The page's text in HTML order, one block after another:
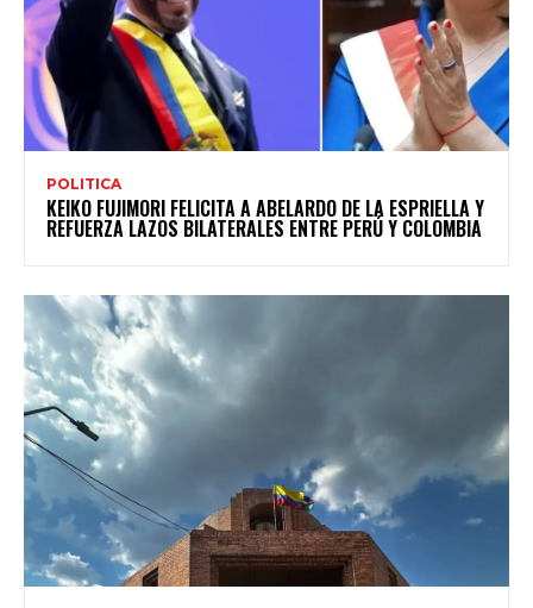
POLITICA
KEIKO FUJIMORI FELICITA A ABELARDO DE LA ESPRIELLA Y
REFUERZA LAZOS BILATERALES ENTRE PERÚ Y COLOMBIA